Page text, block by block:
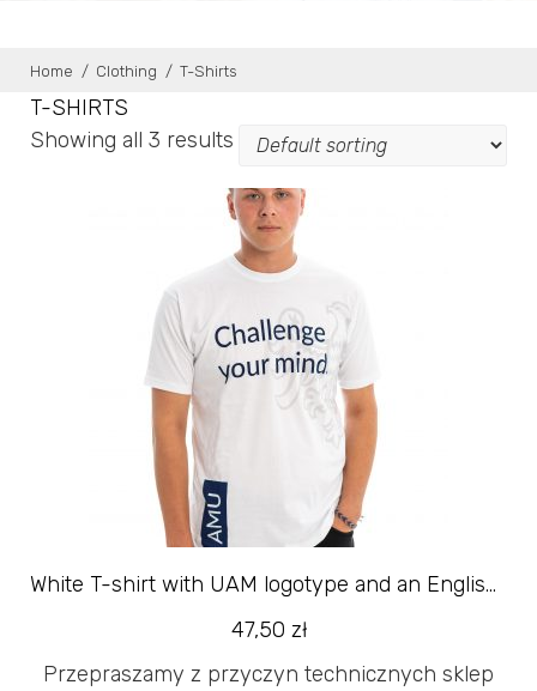
Home / Clothing / T-Shirts
T-SHIRTS
Showing all 3 results
White T-shirt with UAM logotype and an English slogan
47,50 zł
Przepraszamy z przyczyn technicznych sklep